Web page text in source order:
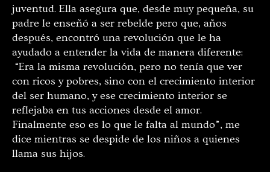
juventud. Ella asegura que, desde muy pequeña, su
padre le enseñó a ser rebelde pero que, años
después, encontró una revolución que le ha
ayudado a entender la vida de manera diferente:
“Era la misma revolución, pero no tenía que ver
con ricos y pobres, sino con el crecimiento interior
del ser humano, y ese crecimiento interior se
reflejaba en tus acciones desde el amor.
Finalmente eso es lo que le falta al mundo”, me
dice mientras se despide de los niños a quienes
llama sus hijos.